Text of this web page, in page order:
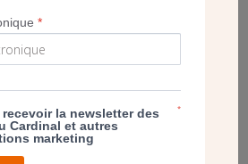
leur église.
aux Franciliens de vivre dans leurs
prière, de célébration et de foi.
patrimoine religieux près de chez
région.
du Cardinal à faire face à
ceux qui ont besoin d’aide.
*
la newsletter des
Cardinal et autres
marketing
*